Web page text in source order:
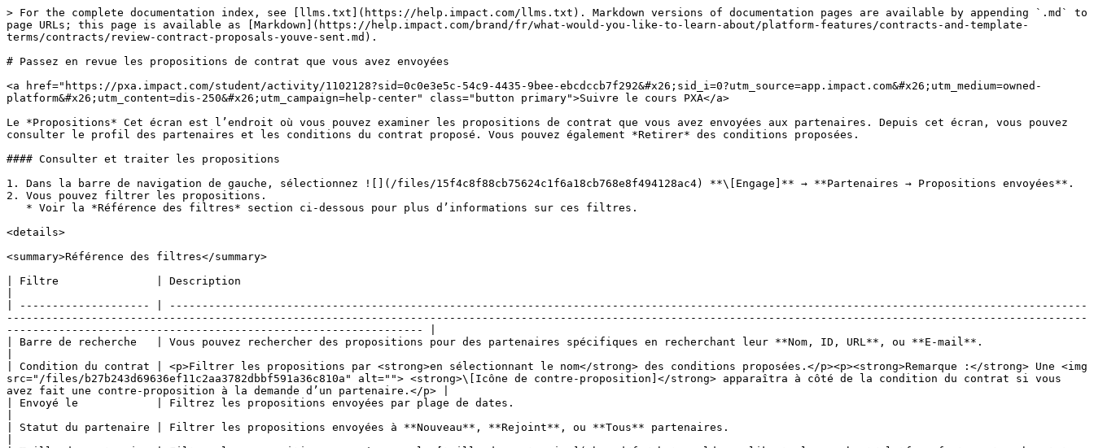
> For the complete documentation index, see [llms.txt](https://help.impact.com/llms.txt). Markdown versions of documentation pages are available by appending `.md` to
page URLs; this page is available as [Markdown](https://help.impact.com/brand/fr/what-would-you-like-to-learn-about/platform-features/contracts-and-template-
terms/contracts/review-contract-proposals-youve-sent.md).
# Passez en revue les propositions de contrat que vous avez envoyées
<a href="https://pxa.impact.com/student/activity/1102128?sid=0c0e3e5c-54c9-4435-9bee-ebcdccb7f292&#x26;sid_i=0?utm_source=app.impact.com&#x26;utm_medium=owned-
platform&#x26;utm_content=dis-250&#x26;utm_campaign=help-center" class="button primary">Suivre le cours PXA</a>
Le *Propositions* Cet écran est l’endroit où vous pouvez examiner les propositions de contrat que vous avez envoyées aux partenaires. Depuis cet écran, vous pouvez
consulter le profil des partenaires et les conditions du contrat proposé. Vous pouvez également *Retirer* des conditions proposées.
#### Consulter et traiter les propositions
1. Dans la barre de navigation de gauche, sélectionnez ![](/files/15f4c8f88cb75624c1f6a18cb768e8f494128ac4) **\[Engage]** → **Partenaires → Propositions envoyées**.
2. Vous pouvez filtrer les propositions.
<details>
<summary>Référence des filtres</summary>
| Filtre               | Description
| -------------------- | ---------------------------------------------------------------------------------------------------------------------------------------------
----------------------------------------------------------------------------------------------------------------------------------------------------------------------
---------------------------------------------------------------- |
| Barre de recherche   | Vous pouvez rechercher des propositions pour des partenaires spécifiques en recherchant leur **Nom, ID, URL**, ou **E-mail**.
| Condition du contrat | <p>Filtrer les propositions par <strong>en sélectionnant le nom</strong> des conditions proposées.</p><p><strong>Remarque :</strong> Une <img
src="/files/b27b243d69636ef11c2aa3782dbbf591a36c810a" alt=""> <strong>\[Icône de contre-proposition]</strong> apparaîtra à côté de la condition du contrat si vous
avez fait une contre-proposition à la demande d’un partenaire.</p> |
| Envoyé le            | Filtrez les propositions envoyées par plage de dates.
| Statut du partenaire | Filtrer les propositions envoyées à **Nouveau**, **Rejoint**, ou **Tous** partenaires.